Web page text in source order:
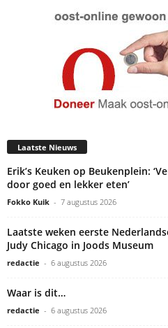
Laatste Nieuws
Erik’s Keuken op Beukenplein:
door goed en lekker eten’
Fokko Kuik - 7 augustus 2026
Laatste weken eerste
Judy Chicago in Joods Museum
redactie - 6 augustus 2026
Waar is dit…
redactie - 6 augustus 2026